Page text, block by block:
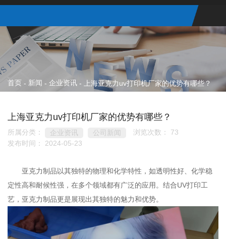
首页 - 新闻 - 企业资讯 - 上海亚克力uv打印机厂家的优势有哪些？
上海亚克力uv打印机厂家的优势有哪些？
所属分类： 企业资讯 公司新闻 浏览次数： 73
发布时间： 2024-05-23
亚克力制品以其独特的物理和化学特性，如透明性好、化学稳
定性高和耐候性强，在多个领域都有广泛的应用。结合UV打印工
艺，亚克力制品更是展现出其独特的魅力和优势。